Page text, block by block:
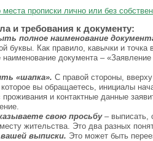
прописки лично или без
и требования к документу:
полное наименование
буквы. Как правило, кавычки и точка
документа – «Заявление
«шапка». С правой стороны,
вы обращаетесь, инициалы
и контактные данные
свою просьбу– выписать,
жительства. Это два разных
выписки. Это может быть